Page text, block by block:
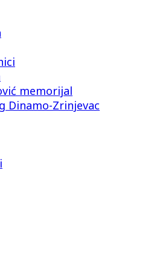
memorijal
Dinamo-Zrinjevac